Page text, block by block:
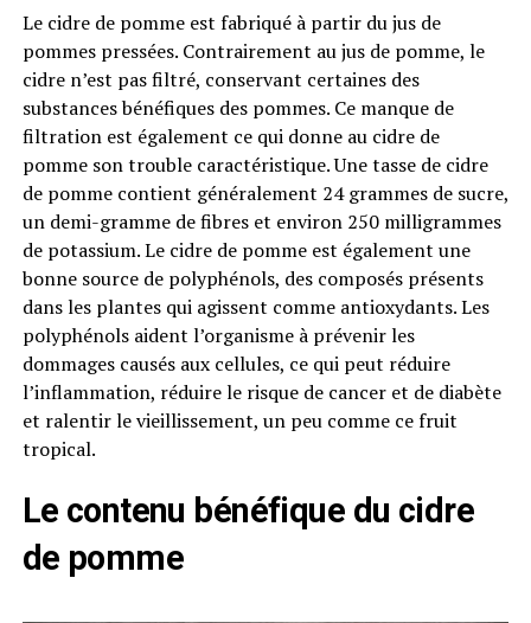
Le cidre de pomme est fabriqué à partir du jus de
pommes pressées. Contrairement au jus de pomme, le
cidre n’est pas filtré, conservant certaines des
substances bénéfiques des pommes. Ce manque de
filtration est également ce qui donne au cidre de
pomme son trouble caractéristique. Une tasse de cidre
de pomme contient généralement 24 grammes de sucre,
un demi-gramme de fibres et environ 250 milligrammes
de potassium. Le cidre de pomme est également une
bonne source de polyphénols, des composés présents
dans les plantes qui agissent comme antioxydants. Les
polyphénols aident l’organisme à prévenir les
dommages causés aux cellules, ce qui peut réduire
l’inflammation, réduire le risque de cancer et de diabète
et ralentir le vieillissement, un peu comme ce fruit
tropical.
Le contenu bénéfique du cidre
de pomme